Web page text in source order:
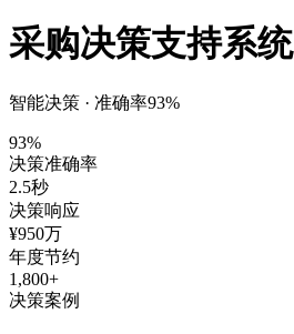
采购决策支持系统
智能决策 · 准确率93%
93%
决策准确率
2.5秒
决策响应
¥950万
年度节约
1,800+
决策案例